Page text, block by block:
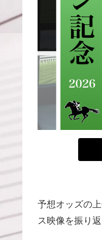
予想オッズの
ス映像を振り